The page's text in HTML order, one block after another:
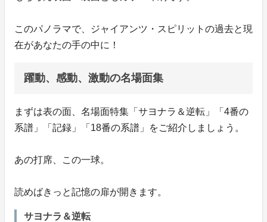
このパノラマで、ジャイアンツ・スピリットの過去と現
在があなたの手の中に！
躍動、感動、激動の名場面集
まずは表の面、名場面特集「サヨナラ＆逆転」「4番の
系譜」「記録」「18番の系譜」をご紹介しましょう。
あの打席、この一球。
読めばきっと記憶の扉が開きます。
サヨナラ＆逆転